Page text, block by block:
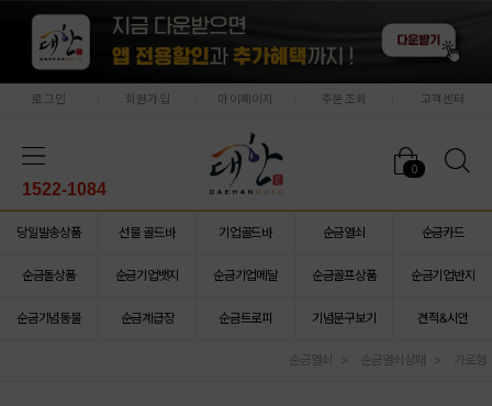
로그인 회원가입 마이페이지 주문조회 고객센터
0
1522-1084
당일발송상품 선물 골드바 기업골드바 순금열쇠 순금카드
순금돌상품 순금기업뱃지 순금기업메달 순금골프상품 순금기업반지
순금기념동물 순금계급장 순금트로피 기념문구보기 견적&시안
순금열쇠 순금열쇠상패 가로형